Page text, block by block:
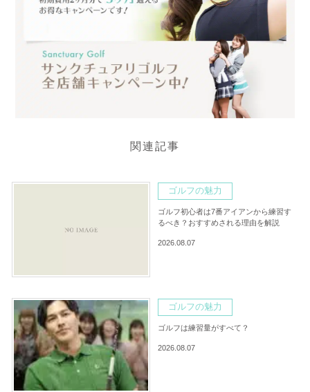
関連記事
ゴルフの魅力
ゴルフ初心者は7番アイアンから練習す
るべき？おすすめされる理由を解説
2026.08.07
ゴルフの魅力
ゴルフは練習量がすべて？
2026.08.07